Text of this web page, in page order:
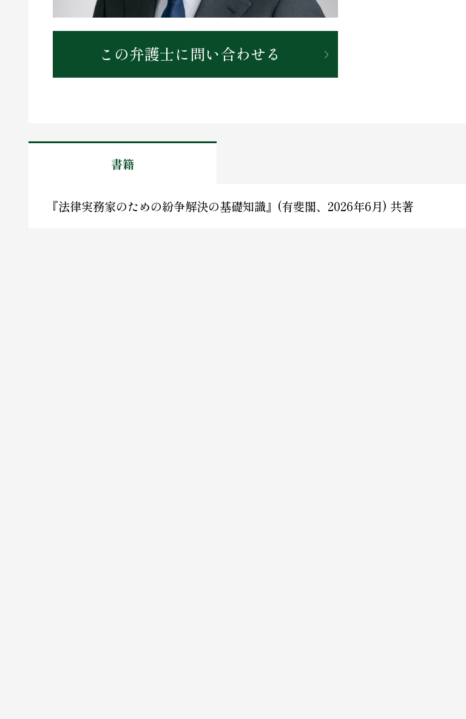
この弁護士に問い合わせる
書籍
『法律実務家のための紛争解決の基礎知識』(有斐閣、2026年6月) 共著